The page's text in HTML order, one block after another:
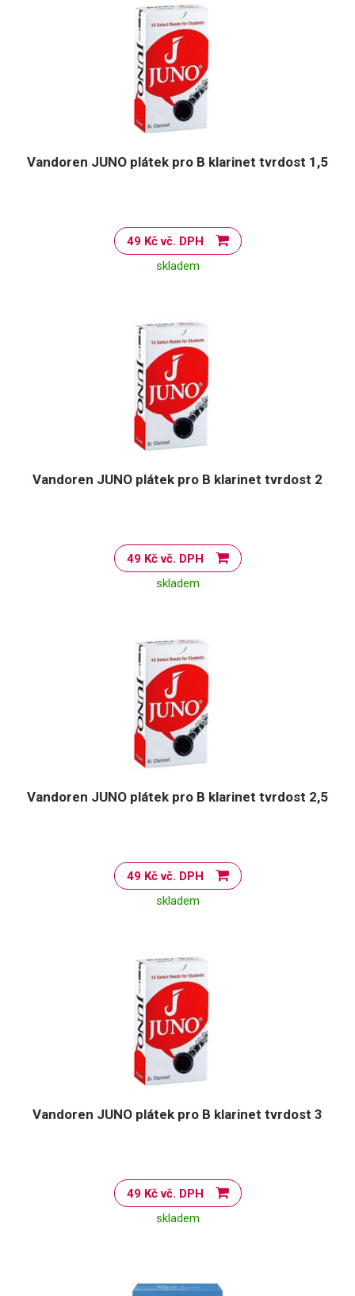
Vandoren JUNO plátek pro B klarinet tvrdost 1,5
49 Kč vč. DPH
skladem
Vandoren JUNO plátek pro B klarinet tvrdost 2
49 Kč vč. DPH
skladem
Vandoren JUNO plátek pro B klarinet tvrdost 2,5
49 Kč vč. DPH
skladem
Vandoren JUNO plátek pro B klarinet tvrdost 3
49 Kč vč. DPH
skladem